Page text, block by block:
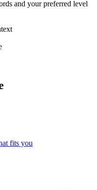
and your preferred level
fits you